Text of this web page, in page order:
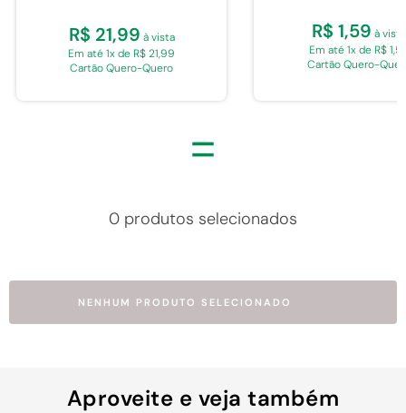
R$ 21,99 à vista
Em até 1x de R$ 21,99
Cartão Quero-Quero
R$ 1,59 à vista
Em até 1x de R$
Cartão Quero-
=
0 produtos selecionados
NENHUM PRODUTO SELECIONADO
Aproveite e veja também